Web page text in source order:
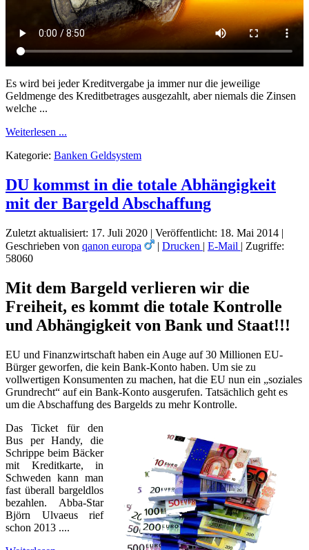
Es wird bei jeder Kreditvergabe ja immer nur die jeweilige
Geldmenge des Kreditbetrages ausgezahlt, aber niemals die Zinsen
welche ...
Weiterlesen ...
Kategorie: Banken Geldsystem
DU kommst in die totale Abhängigkeit
mit der Bargeld Abschaffung
Zuletzt aktualisiert: 17. Juli 2020 | Veröffentlicht: 18. Mai 2014 |
Geschrieben von qanon europa | Drucken | E-Mail | Zugriffe:
58060
Mit dem Bargeld verlieren wir die
Freiheit, es kommt die totale Kontrolle
und Abhängigkeit von Bank und Staat!!!
EU und Finanzwirtschaft haben ein Auge auf 30 Millionen EU-
Bürger geworfen, die kein Bank-Konto haben. Um sie zu
vollwertigen Konsumenten zu machen, hat die EU nun ein „soziales
Grundrecht“ auf ein Bank-Konto ausgerufen. Tatsächlich geht es
um die Abschaffung des Bargelds zu mehr Kontrolle.
Das Ticket für den
Bus per Handy, die
Schrippe beim Bäcker
mit Kreditkarte, in
Schweden kann man
fast überall bargeldlos
bezahlen. Abba-Star
Björn Ulvaeus rief
schon 2013 ....